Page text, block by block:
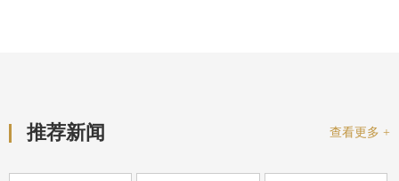
推荐新闻 查看更多 +